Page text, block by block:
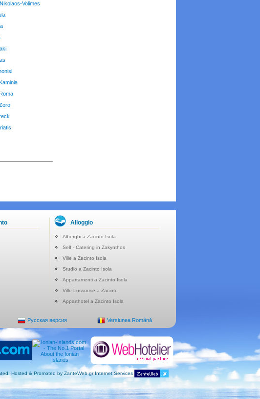
Volimes
Alloggio
Alberghi a Zacinto Isola
Self - Catering in Zakynthos
Ville a Zacinto Isola
Studio a Zacinto Isola
Appartamenti a Zacinto Isola
Ville Lussuose a Zacinto
Apparthotel a Zacinto Isola
Русская версия Versiunea Română
Hosted & Promoted by ZanteWeb.gr Internet Services